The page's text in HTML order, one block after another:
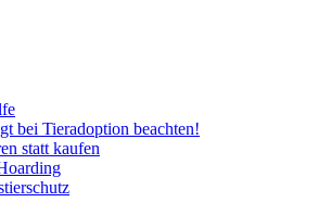
bei Tieradoption beachten!
statt kaufen